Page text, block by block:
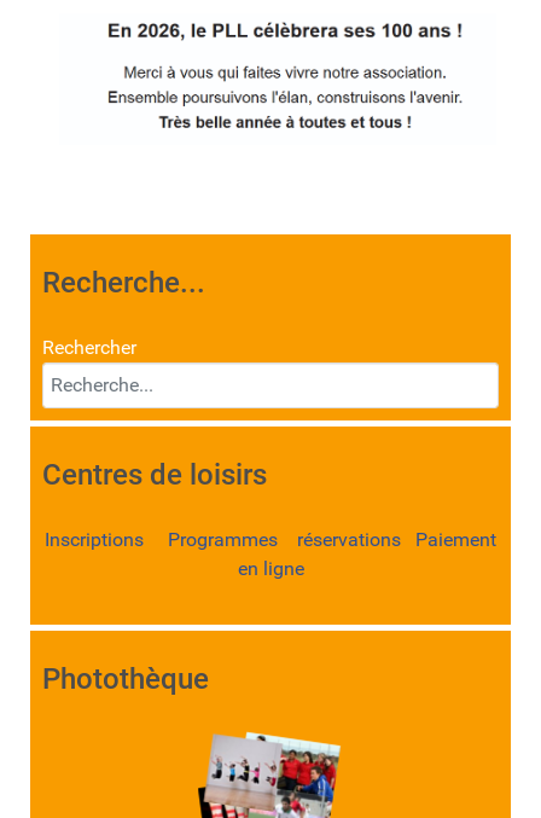
Recherche...
Rechercher
Centres de loisirs
Inscriptions Programmes réservations Paiement
en ligne
Photothèque